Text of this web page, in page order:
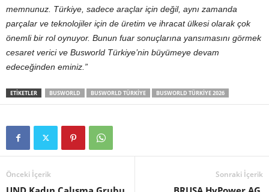
memnunuz. Türkiye, sadece araçlar için değil, aynı zamanda
parçalar ve teknolojiler için de üretim ve ihracat ülkesi olarak çok
önemli bir rol oynuyor. Bunun fuar sonuçlarına yansımasını görmek
cesaret verici ve Busworld Türkiye’nin büyümeye devam
edeceğinden eminiz.”
ETIKETLER BUSWORLD BUSWORLD TÜRKIYE BUSWORLD TÜRKIYE 2026
Önceki İçerik Sonraki İçerik